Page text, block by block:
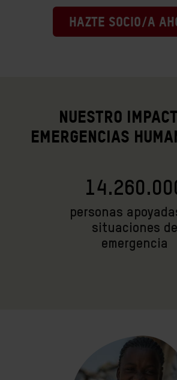
HAZTE SOCIO/A
NUESTRO
EMERGENCIAS
personas
situaciones de
emergencia